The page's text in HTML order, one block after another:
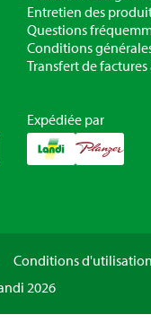
Entretien des
Questions
Conditions
Transfert de
Expédiée par
Conditions d'utilisation
2026